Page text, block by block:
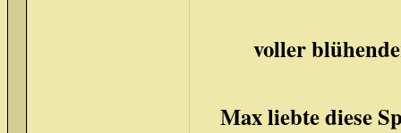
voller
Max liebte diese